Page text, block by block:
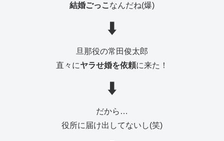
結婚ごっこ なんだね(爆)
⬇️
旦那役の常田俊太郎
直々にヤラせ婚を依頼に来た！
⬇️
だから…
役所に届け出してないし(笑)